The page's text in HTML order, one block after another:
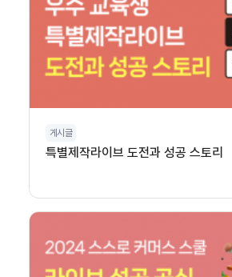
게시글
특별제작라이브 도전과 성공 스토리